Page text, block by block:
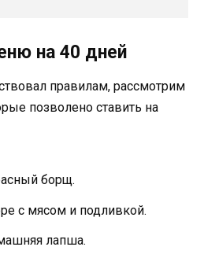
на 40 дней
правилам, рассмотрим
позволено ставить на
борщ.
с мясом и подливкой.
лапша.